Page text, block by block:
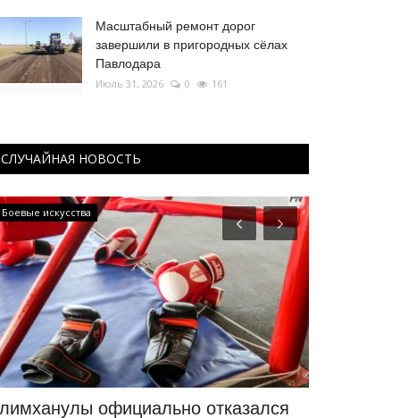
Масштабный ремонт дорог
завершили в пригородных сёлах
Павлодара
Июль 31, 2026 0 161
СЛУЧАЙНАЯ НОВОСТЬ
Боевые искусства
официально отказался